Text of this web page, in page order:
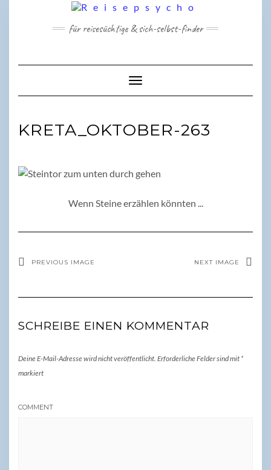
für reisesüchtige & sich-selbst-finder
Toggle Navigation
KRETA_OKTOBER-263
Wenn Steine erzählen könnten ...
PREVIOUS IMAGE NEXT IMAGE
SCHREIBE EINEN KOMMENTAR
Deine E-Mail-Adresse wird nicht veröffentlicht. Erforderliche Felder sind mit *
markiert
COMMENT